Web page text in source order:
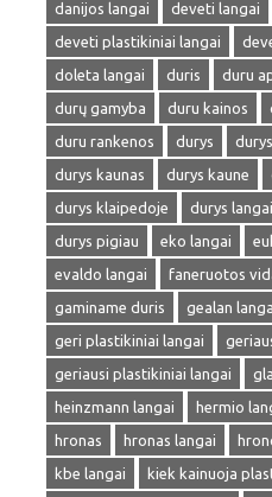
danijos langai
deveti langai
deveti plastikiniai langai
doleta langai
duris duru
durų gamyba
duru kainos
duru rankenos
durys
durys kaunas
durys kaune
durys klaipedoje
durys langai
durys pigiau
eko langai
evaldo langai
faneruotos
gaminame duris
gealan
geri plastikiniai langai
geriausi plastikiniai langai
heinzmann langai
hermio
hronas
hronas langai
kbe langai
kiek kainuoja